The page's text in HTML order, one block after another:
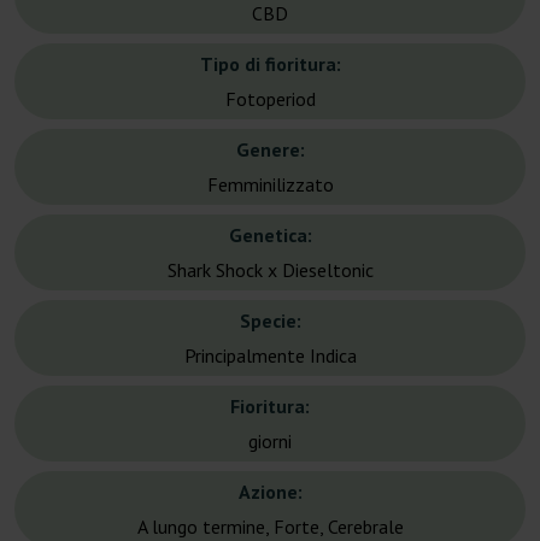
CBD
Tipo di fioritura:
Fotoperiod
Genere:
Femminilizzato
Genetica:
Shark Shock x Dieseltonic
Specie:
Principalmente Indica
Fioritura:
giorni
Azione:
A lungo termine, Forte, Cerebrale